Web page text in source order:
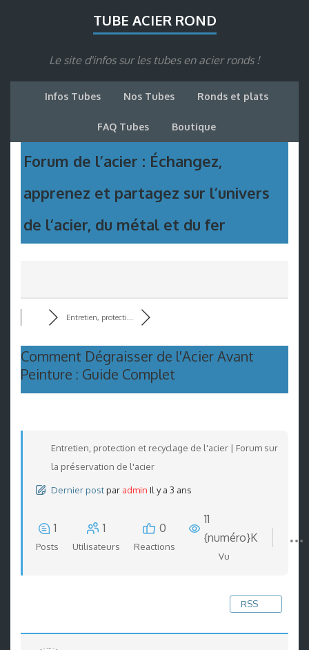
TUBE ACIER ROND
Le site d'infos sur les tubes en acier ronds !
Infos Tubes Nos Tubes Ronds et plats
FAQ Tubes Boutique
Forum de l’acier : Échangez,
apprenez et partagez sur l’univers
de l’acier, du métal et du fer
Entretien, protecti...
Comment Dégraisser de l'Acier Avant
Peinture : Guide Complet
Entretien, protection et recyclage de l'acier | Forum sur
la préservation de l'acier
Dernier postpar admin Il y a 3 ans
1
Posts
1
Utilisateurs
0
Reactions
11
{numéro}K
Vu
RSS